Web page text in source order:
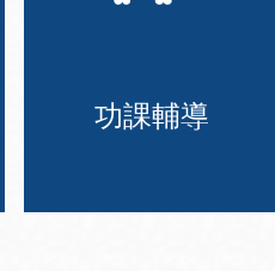
功課輔導